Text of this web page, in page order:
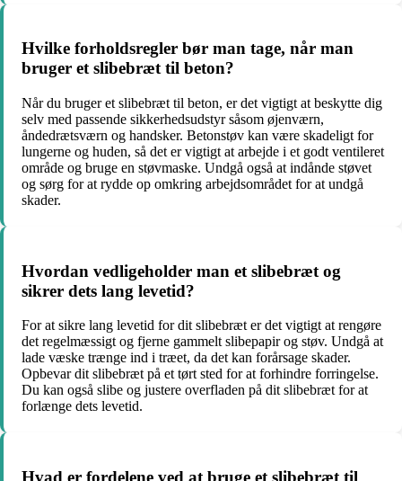
Hvilke forholdsregler bør man tage, når man
bruger et slibebræt til beton?
Når du bruger et slibebræt til beton, er det vigtigt at beskytte dig
selv med passende sikkerhedsudstyr såsom øjenværn,
åndedrætsværn og handsker. Betonstøv kan være skadeligt for
lungerne og huden, så det er vigtigt at arbejde i et godt ventileret
område og bruge en støvmaske. Undgå også at indånde støvet
og sørg for at rydde op omkring arbejdsområdet for at undgå
skader.
Hvordan vedligeholder man et slibebræt og
sikrer dets lang levetid?
For at sikre lang levetid for dit slibebræt er det vigtigt at rengøre
det regelmæssigt og fjerne gammelt slibepapir og støv. Undgå at
lade væske trænge ind i træet, da det kan forårsage skader.
Opbevar dit slibebræt på et tørt sted for at forhindre forringelse.
Du kan også slibe og justere overfladen på dit slibebræt for at
forlænge dets levetid.
Hvad er fordelene ved at bruge et slibebræt til